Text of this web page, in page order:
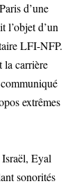
d’une
l’objet d’un
LFI-NFP.
la carrière
extrêmes
Eyal
sonorités